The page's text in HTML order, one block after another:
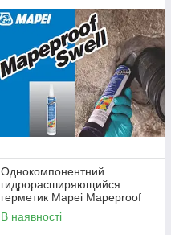
Однокомпонентний
гидрорасширяющийся
герметик Mapei Mapeproof
Swell 0.32 кг,Харків
В наявності